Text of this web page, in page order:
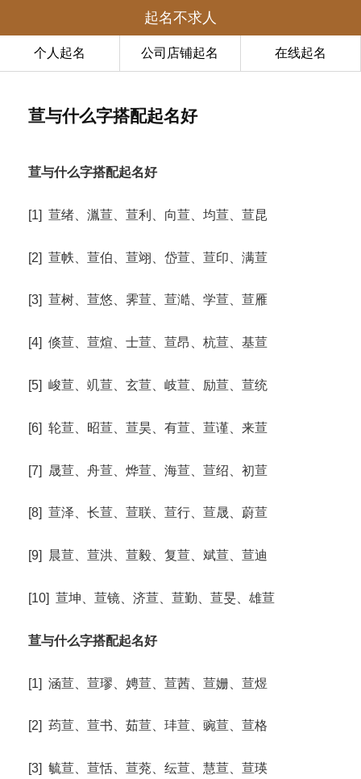
起名不求人
个人起名 公司店铺起名 在线起名
荁与什么字搭配起名好
荁与什么字搭配起名好
[1] 荁绪、湚荁、荁利、向荁、均荁、荁昆
[2] 荁帙、荁伯、荁翊、岱荁、荁印、满荁
[3] 荁树、荁悠、霁荁、荁澔、学荁、荁雁
[4] 倏荁、荁煊、士荁、荁昂、杭荁、基荁
[5] 峻荁、竌荁、玄荁、岐荁、励荁、荁统
[6] 轮荁、昭荁、荁昊、有荁、荁谨、来荁
[7] 晟荁、舟荁、烨荁、海荁、荁绍、初荁
[8] 荁泽、长荁、荁联、荁行、荁晟、蔚荁
[9] 晨荁、荁洪、荁毅、复荁、斌荁、荁迪
[10] 荁坤、荁镜、济荁、荁勤、荁旻、雄荁
荁与什么字搭配起名好
[1] 涵荁、荁璆、娉荁、荁茜、荁姗、荁煜
[2] 荺荁、荁书、茹荁、玤荁、豌荁、荁格
[3] 毓荁、荁恬、荁萒、纭荁、慧荁、荁瑛